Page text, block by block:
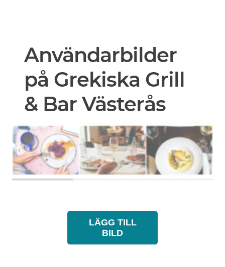
Användarbilder
på Grekiska Grill
& Bar Västerås
LÄGG TILL
BILD